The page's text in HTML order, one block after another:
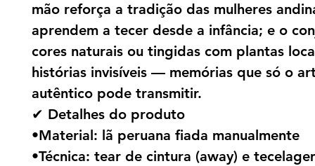
mão reforça a tradição das mulheres
aprendem a tecer desde a infância; e o
cores naturais ou tingidas com plantas
histórias invisíveis — memórias que só o
autêntico pode transmitir.
✔ Detalhes do produto
•Material: lã peruana fiada manualmente
•Técnica: tear de cintura (away) e